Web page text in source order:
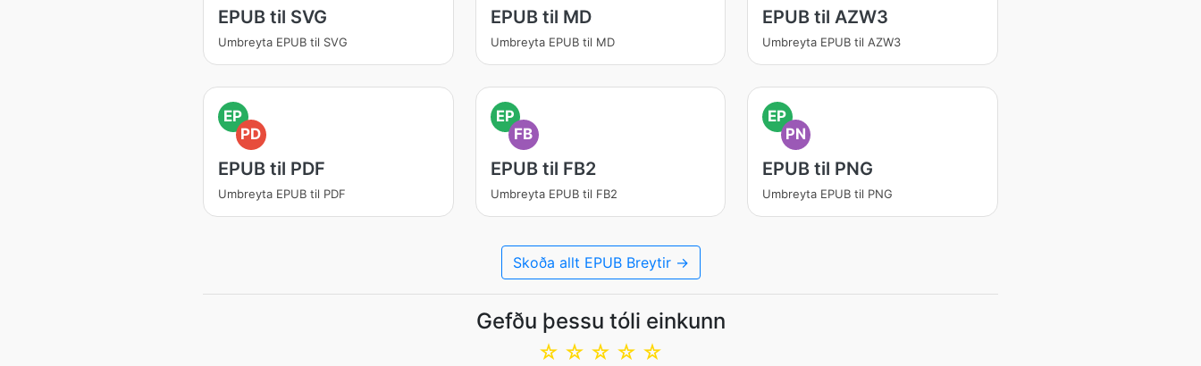
EPUB til SVG
Umbreyta EPUB til SVG
EPUB til MD
Umbreyta EPUB til MD
EPUB til AZW3
Umbreyta EPUB til AZW3
EP
PD
EPUB til PDF
Umbreyta EPUB til PDF
EP
FB
EPUB til FB2
Umbreyta EPUB til FB2
EP
PN
EPUB til PNG
Umbreyta EPUB til PNG
Skoða allt EPUB Breytir →
Gefðu þessu tóli einkunn
☆
☆
☆
☆
☆